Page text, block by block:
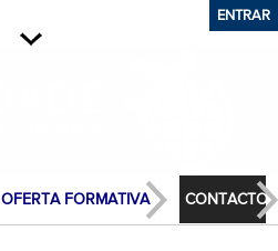
ENTRAR
Fechar
OFERTA FORMATIVA CONTACTOS